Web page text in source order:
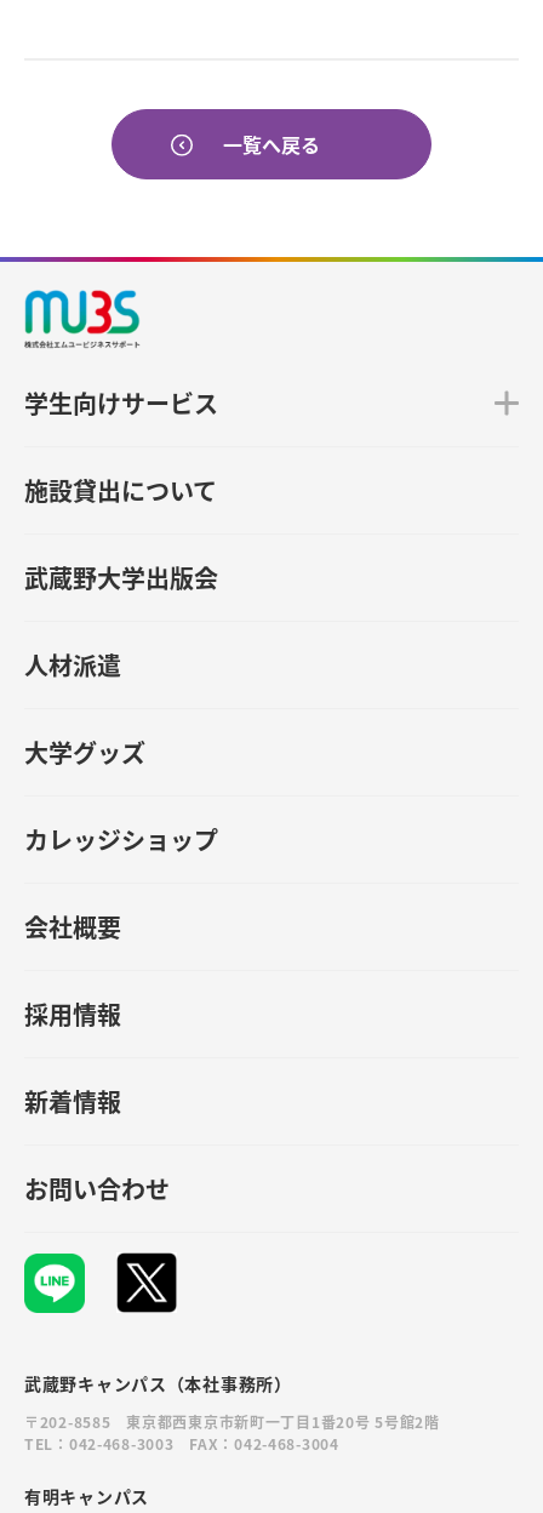
一覧へ戻る
学生向けサービス
施設貸出について
武蔵野大学出版会
人材派遣
大学グッズ
カレッジショップ
会社概要
採用情報
新着情報
お問い合わせ
武蔵野キャンパス（本社事務所）
〒202-8585 東京都西東京市新町一丁目1番20号 5号館2階
TEL：042-468-3003 FAX：042-468-3004
有明キャンパス